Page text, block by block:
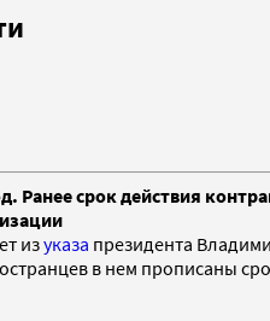
срок действия
изуказа президента
в нем прописаны